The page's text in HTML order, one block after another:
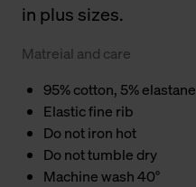
in plus sizes.
Matreial and care
95% cotton, 5% elastane
Elastic fine rib
Do not iron hot
Do not tumble dry
Machine wash 40°